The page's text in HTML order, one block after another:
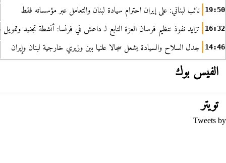
19:50 نائب لبناني: على إيران احترام سيادة لبنان والتعامل عبر مؤسساته فقط
16:32 تزايد نفوذ تنظيم فرسان العزة التابع لـ داعش في فرنسا: أنشطة تجنيد
14:46 جدل السلاح والسيادة يشعل سجالا علنيا بين وزيري خارجية لبنان وإيران
الفيس بوك
تويتر
Tweets by